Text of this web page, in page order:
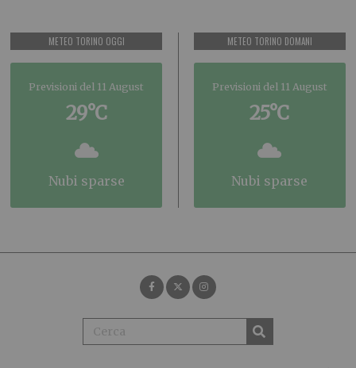
METEO TORINO OGGI
Previsioni del 11 August
29°C
nubi sparse
METEO TORINO DOMANI
Previsioni del 11 August
25°C
nubi sparse